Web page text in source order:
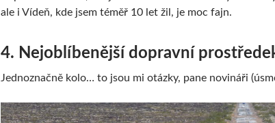
ale i Vídeň, kde jsem téměř 10 let žil, je moc fajn.
4. Nejoblíbenější dopravní
Jednoznačně kolo… to jsou mi otázky, pane novináři